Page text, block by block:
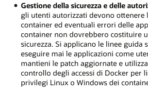
Gestione della sicurezza e delle
gli utenti autorizzati devono ottenere
container ed eventuali errori delle
container non dovrebbero costituire
sicurezza. Si applicano le linee guida
eseguire mai le applicazioni come
mantieni le patch aggiornate e
controllo degli accessi di Docker per
privilegi Linux o Windows dei